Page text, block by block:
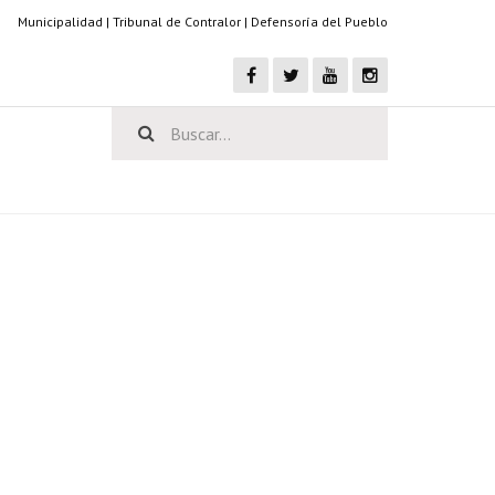
Municipalidad | Tribunal de Contralor | Defensoría del Pueblo